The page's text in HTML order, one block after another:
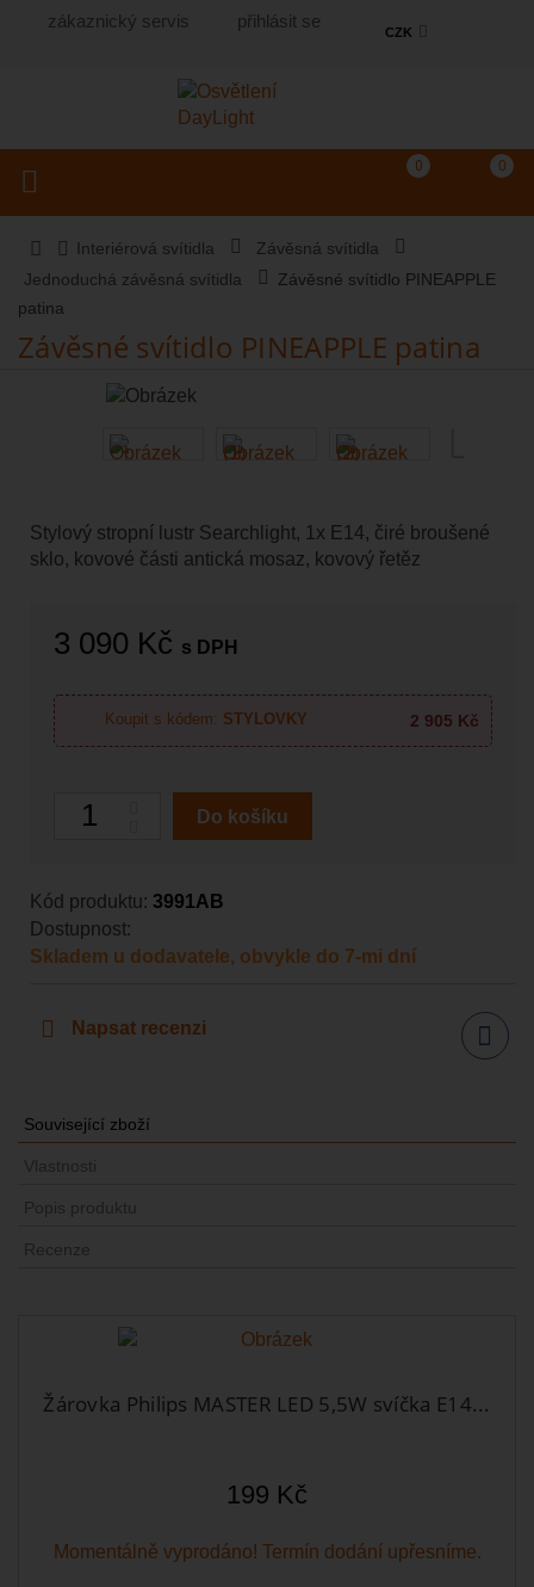
zákaznický servis přihlásit se
CZK
Košík 0
(prázdný)
0
Porovnání produktů
Toggle navigation
Interiérová svítidla
Závěsná svítidla
Jednoduchá závěsná svítidla
Závěsné svítidlo PINEAPPLE
patina
Závěsné svítidlo PINEAPPLE patina
Stylový stropní lustr Searchlight, 1x E14, čiré broušené
sklo, kovové části antická mosaz, kovový řetěz
3 090 Kč s DPH
Koupit s kódem: STYLOVKY 2 905 Kč
Počet
Do košíku
Kód produktu: 3991AB
Dostupnost:
Skladem u dodavatele, obvykle do 7-mi dní
Napsat recenzi
Sdílet
Související zboží
Vlastnosti
Popis produktu
Recenze
Žárovka Philips MASTER LED 5,5W svíčka E14...
199 Kč
Momentálně vyprodáno! Termín dodání upřesníme.